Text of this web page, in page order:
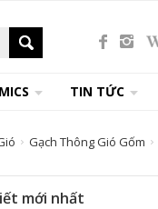
TIN TỨC
Gạch Thông Gió Gốm
mới nhất